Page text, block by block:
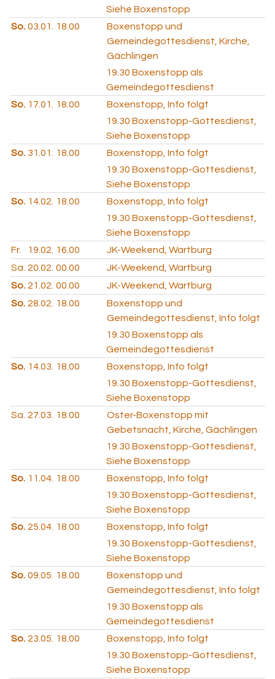
Siehe Boxenstopp
So. 03.01. 18.00
Boxenstopp und
Gemeindegottesdienst, Kirche,
Gächlingen
19.30 Boxenstopp als
Gemeindegottesdienst
So. 17.01. 18.00
Boxenstopp, Info folgt
19.30 Boxenstopp-Gottesdienst,
Siehe Boxenstopp
So. 31.01. 18.00
Boxenstopp, Info folgt
19.30 Boxenstopp-Gottesdienst,
Siehe Boxenstopp
So. 14.02. 18.00
Boxenstopp, Info folgt
19.30 Boxenstopp-Gottesdienst,
Siehe Boxenstopp
Fr.
19.02. 16.00
JK-Weekend, Wartburg
Sa. 20.02. 00.00
JK-Weekend, Wartburg
So. 21.02. 00.00
JK-Weekend, Wartburg
So. 28.02. 18.00
Boxenstopp und
Gemeindegottesdienst, Info folgt
19.30 Boxenstopp als
Gemeindegottesdienst
So. 14.03. 18.00
Boxenstopp, Info folgt
19.30 Boxenstopp-Gottesdienst,
Siehe Boxenstopp
Sa. 27.03. 18.00
Oster-Boxenstopp mit
Gebetsnacht, Kirche, Gächlingen
19.30 Boxenstopp-Gottesdienst,
Siehe Boxenstopp
So. 11.04. 18.00
Boxenstopp, Info folgt
19.30 Boxenstopp-Gottesdienst,
Siehe Boxenstopp
So. 25.04. 18.00
Boxenstopp, Info folgt
19.30 Boxenstopp-Gottesdienst,
Siehe Boxenstopp
So. 09.05. 18.00
Boxenstopp und
Gemeindegottesdienst, Info folgt
19.30 Boxenstopp als
Gemeindegottesdienst
So. 23.05. 18.00
Boxenstopp, Info folgt
19.30 Boxenstopp-Gottesdienst,
Siehe Boxenstopp